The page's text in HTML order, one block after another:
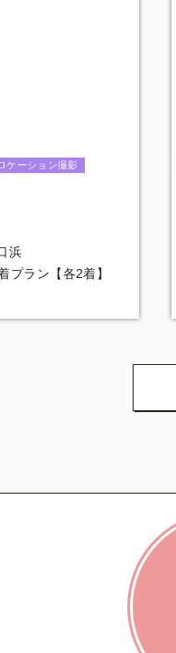
ケーション撮影
浜
プラン【各2着】